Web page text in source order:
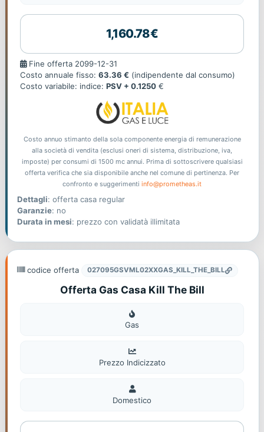
1,160.78€
Fine
offerta
Fine offerta 2099-12-31
Costo annuale fisso: 63.36 € (indipendente dal consumo)
Costo variabile: indice: PSV + 0.1250 €
Costo annuo stimanto della sola componente energia di remunerazione
alla società di vendita (esclusi oneri di sistema, distribuzione, iva,
imposte) per consumi di 1500 mc annui. Prima di sottoscrivere qualsiasi
offerta verifica che sia disponibile anche nel comune di pertinenza. Per
confronto e suggerimenti info@prometheas.it
Dettagli: offerta casa regular
Garanzie: no
Durata in mesi: prezzo con validatà illimitata
codice offerta 027095GSVML02XXGAS_KILL_THE_BILL
Offerta Gas Casa Kill The Bill
Gas
Gas
Prezzo Indicizzato
Domestico
Domestico